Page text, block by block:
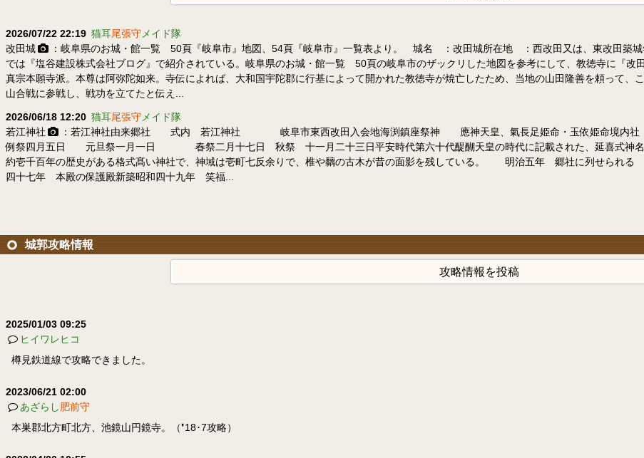
2026/07/22 22:19 猫耳尾張守メイド隊
改田城
：岐阜県のお城・館一覧 50頁『岐阜市』地図、54頁『岐阜市』一覧表より。 城名 ：改田城所在地 ：西改田又は、東改田築
では『塩谷建設株式会社ブログ』で紹介されている。岐阜県のお城・館一覧 50頁の岐阜市のザックリした地図を参考にして、教徳寺に『改
真宗本願寺派。本尊は阿弥陀如来。寺伝によれば、大和国宇陀郡に行基によって開かれた教徳寺が焼亡したため、当地の山田隆善を頼って
山合戦に参戦し、戦功を立てたと伝え...
2026/06/18 12:20 猫耳尾張守メイド隊
若江神社
：若江神社由来郷社 式内 若江神社 岐阜市東西改田入会地海渕鎮座祭神 應神天皇、氣長足姫命・玉依姫命境
例祭四月五日 元旦祭一月一日 春祭二月十七日 秋祭 十一月二十三日平安時代第六十代醍醐天皇の時代に記載された、延喜式神名帳
約壱千百年の歴史がある格式髙い神社で、神域は壱町七反余りで、椎や黐の古木が昔の面影を残している。 明治五年 郷社に列せら
四十七年 本殿の保護殿新築昭和四十九年 笑福...
城郭攻略情報
攻略情報を投稿
2025/01/03 09:25
ヒイワレヒコ
樽見鉄道線で攻略できました。
2023/06/21 02:00
あざらし肥前守
本巣郡北方町北方、池鏡山円鏡寺。（❜18･7攻略）